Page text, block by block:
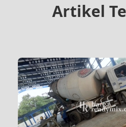
Artikel